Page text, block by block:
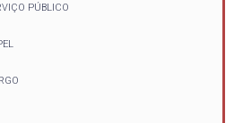
PÚBLICO